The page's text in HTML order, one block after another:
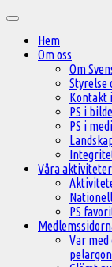
innehåll
Huvudmeny
Hem
Om oss
Om
Styrelse
Kontakt
PS i
PS i
Våra aktiviteter
PS
Var